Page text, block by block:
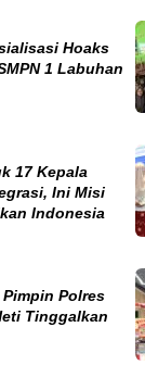
Hoaks
1 Labuhan
17 Kepala
Ini Misi
Indonesia
Pimpin Polres
Tinggalkan